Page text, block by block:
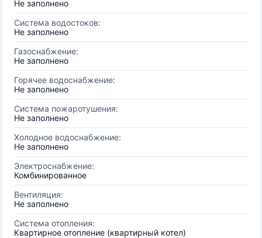
Не заполнено
Система водостоков:
Не заполнено
Газоснабжение:
Не заполнено
Горячее водоснабжение:
Не заполнено
Система пожаротушения:
Не заполнено
Холодное водоснабжение:
Не заполнено
Электроснабжение:
Комбинированное
Вентиляция:
Не заполнено
Система отопления:
Квартирное отопление (квартирный котел)